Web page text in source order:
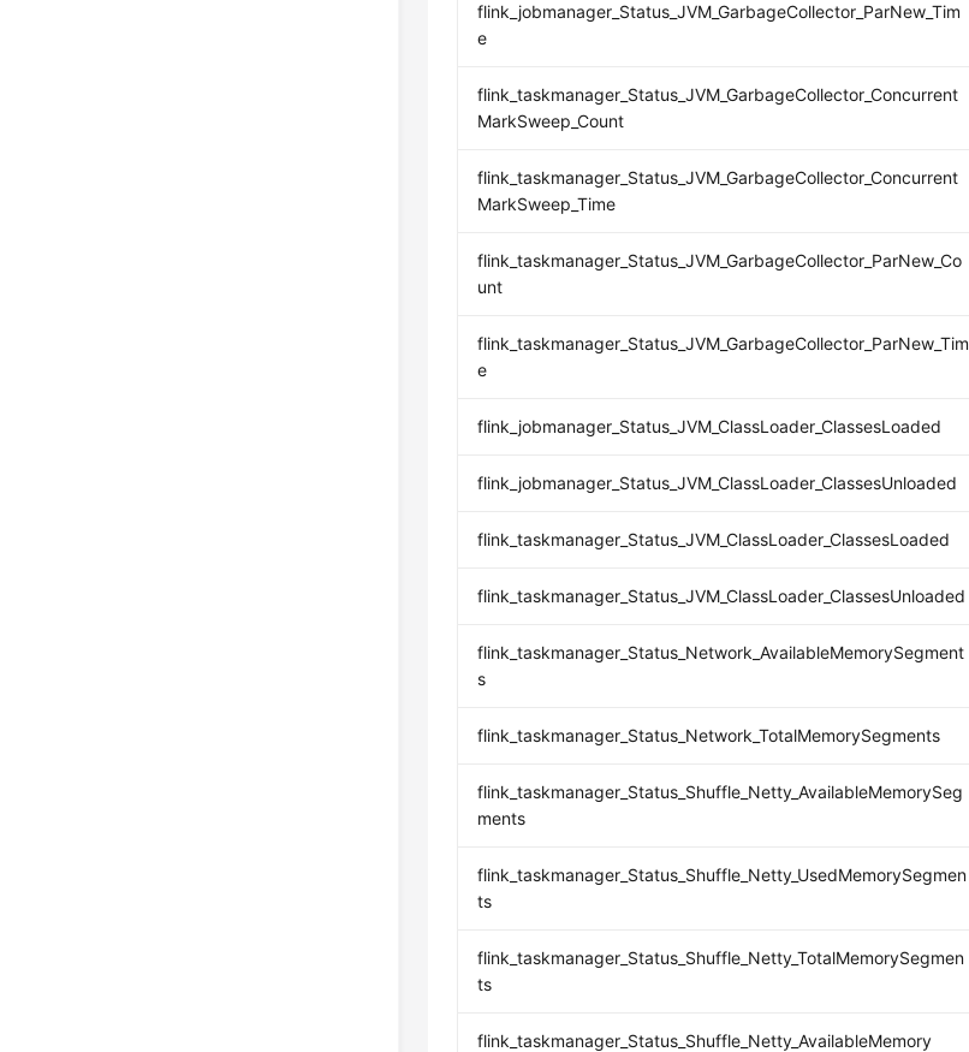
flink_jobmanager_Status_JVM_GarbageCollector_ParNew_Tim
e
flink_taskmanager_Status_JVM_GarbageCollector_Concurrent
MarkSweep_Count
flink_taskmanager_Status_JVM_GarbageCollector_Concurrent
MarkSweep_Time
flink_taskmanager_Status_JVM_GarbageCollector_ParNew_Co
unt
flink_taskmanager_Status_JVM_GarbageCollector_ParNew_Tim
e
flink_jobmanager_Status_JVM_ClassLoader_ClassesLoaded
flink_jobmanager_Status_JVM_ClassLoader_ClassesUnloaded
flink_taskmanager_Status_JVM_ClassLoader_ClassesLoaded
flink_taskmanager_Status_JVM_ClassLoader_ClassesUnloaded
flink_taskmanager_Status_Network_AvailableMemorySegment
s
flink_taskmanager_Status_Network_TotalMemorySegments
flink_taskmanager_Status_Shuffle_Netty_AvailableMemorySeg
ments
flink_taskmanager_Status_Shuffle_Netty_UsedMemorySegmen
ts
flink_taskmanager_Status_Shuffle_Netty_TotalMemorySegmen
ts
flink_taskmanager_Status_Shuffle_Netty_AvailableMemory